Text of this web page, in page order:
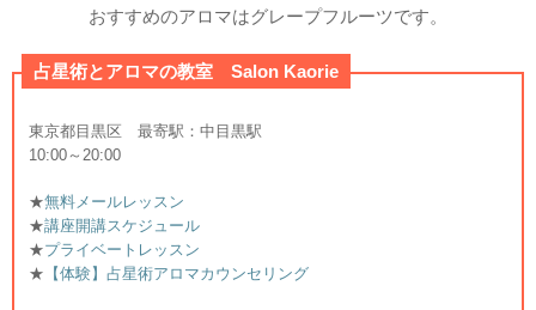
おすすめのアロマはグレープフルーツです。
占星術とアロマの教室 Salon Kaorie
東京都目黒区 最寄駅：中目黒駅
10:00～20:00
★無料メールレッスン
★講座開講スケジュール
★プライベートレッスン
★ 【体験】占星術アロマカウンセリング